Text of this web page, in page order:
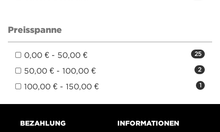
Preisspanne
25
0,00 € - 50,00 €
2
50,00 € - 100,00 €
1
100,00 € - 150,00 €
BEZAHLUNG INFORMATIONEN